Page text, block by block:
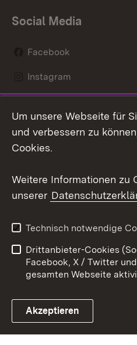
Social Media
Facebook
Instagram
Mastodon
Youtube
Link zum Landesportal
Kontakt
Barrierefreiheit
Impressum
Um unsere Webseite für
und verbessern zu
Cookies.
Weitere Informationen zu
unserer
Technisch notwendige
Drittanbieter-Cookies
Facebook, X / Twitter
gesamten Webseite
Akzeptieren